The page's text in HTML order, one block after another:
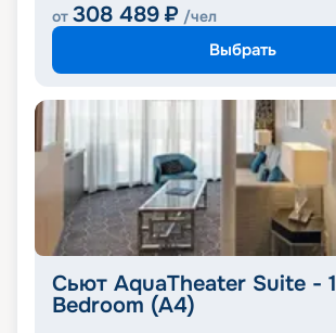
от 308 489 ₽ /чел
Выбрать
Сьют AquaTheater Suite - 1
Bedroom (A4)